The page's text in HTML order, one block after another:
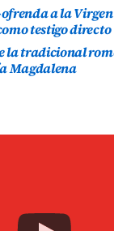
a la Virgen
testigo directo
la tradicional
Magdalena